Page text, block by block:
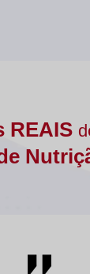
REAIS